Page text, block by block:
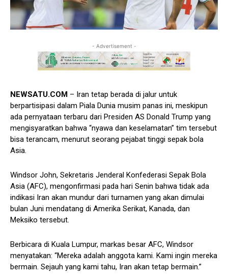
- Advertisement -
NEWSATU.COM – Iran tetap berada di jalur untuk
berpartisipasi dalam Piala Dunia musim panas ini, meskipun
ada pernyataan terbaru dari Presiden AS Donald Trump yang
mengisyaratkan bahwa “nyawa dan keselamatan” tim tersebut
bisa terancam, menurut seorang pejabat tinggi sepak bola
Asia.
Windsor John, Sekretaris Jenderal Konfederasi Sepak Bola
Asia (AFC), mengonfirmasi pada hari Senin bahwa tidak ada
indikasi Iran akan mundur dari turnamen yang akan dimulai
bulan Juni mendatang di Amerika Serikat, Kanada, dan
Meksiko tersebut.
Berbicara di Kuala Lumpur, markas besar AFC, Windsor
menyatakan: “Mereka adalah anggota kami. Kami ingin mereka
bermain. Sejauh yang kami tahu, Iran akan tetap bermain.”